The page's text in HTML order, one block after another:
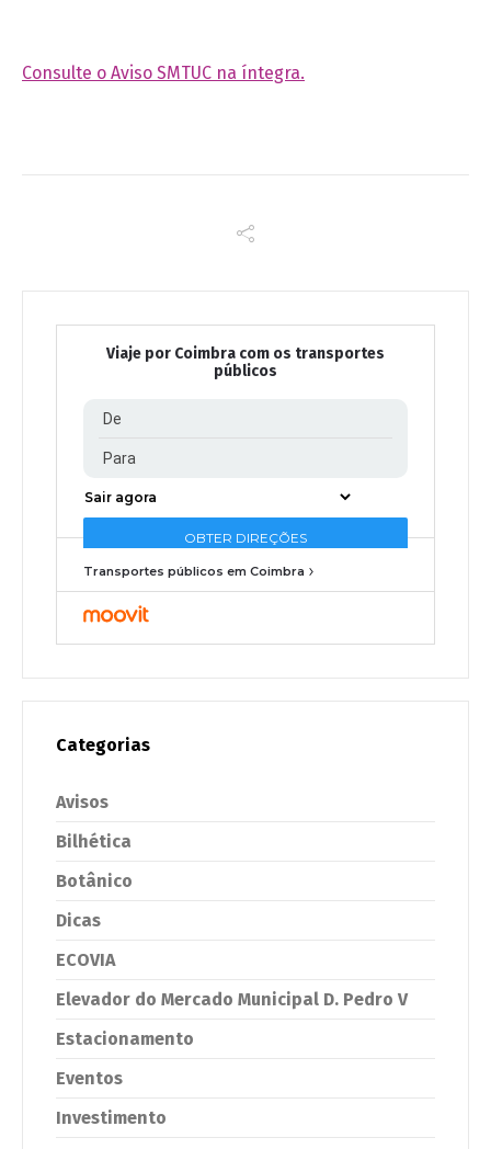
Consulte o Aviso SMTUC na íntegra.
Viaje por Coimbra com os transportes
públicos
Transportes públicos em Coimbra
Categorias
Avisos
Bilhética
Botânico
Dicas
ECOVIA
Elevador do Mercado Municipal D. Pedro V
Estacionamento
Eventos
Investimento